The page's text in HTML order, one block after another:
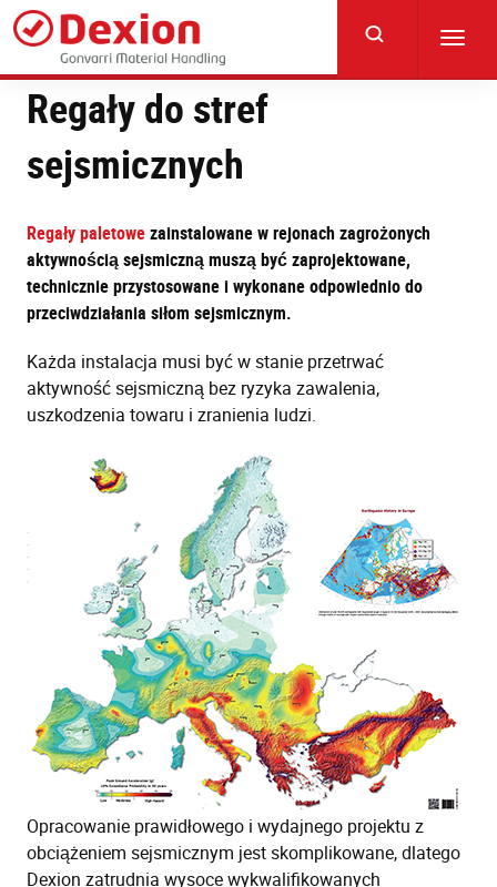
Skip
main
content
Regały do stref
sejsmicznych
Regały paletowezainstalowane w rejonach zagrożonych
aktywnością sejsmiczną muszą być zaprojektowane,
technicznie przystosowane i wykonane odpowiednio do
przeciwdziałania siłom sejsmicznym.
Każda instalacja musi być w stanie przetrwać
aktywność sejsmiczną bez ryzyka zawalenia,
uszkodzenia towaru i zranienia ludzi.
Opracowanie prawidłowego i wydajnego projektu z
obciążeniem sejsmicznym jest skomplikowane, dlatego
Dexion zatrudnia wysoce wykwalifikowanych